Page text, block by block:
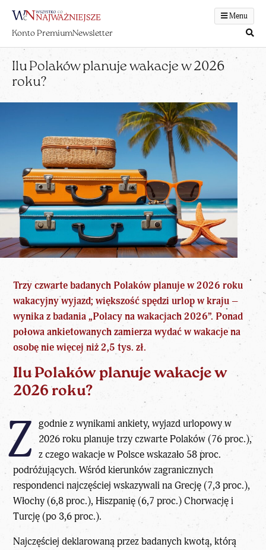
Menu
Konto PremiumNewsletter
Ilu Polaków planuje wakacje w 2026
roku?
Trzy czwarte badanych Polaków planuje w 2026 roku
wakacyjny wyjazd; większość spędzi urlop w kraju –
wynika z badania „Polacy na wakacjach 2026”. Ponad
połowa ankietowanych zamierza wydać w wakacje na
osobę nie więcej niż 2,5 tys. zł.
Ilu Polaków planuje wakacje w
2026 roku?
Z godnie z wynikami ankiety, wyjazd urlopowy w
2026 roku planujetrzy czwarte Polaków (76 proc.),
z czego wakacje w Polscewskazało 58 proc.
podróżujących. Wśród kierunków zagranicznych
respondenci najczęściej wskazywali na Grecję (7,3 proc.),
Włochy (6,8 proc.), Hiszpanię (6,7 proc.) Chorwację i
Turcję (po 3,6 proc.).
Najczęściej deklarowaną przez badanych kwotą, którą